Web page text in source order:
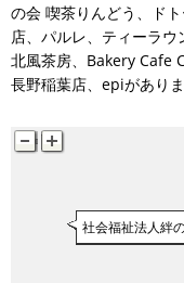
の会 喫茶りんどう、ド
店、パルレ、ティーラ
北風茶房、Bakery Cafe
長野稲葉店、epiがありま
社会福祉法人絆
ドトールコ